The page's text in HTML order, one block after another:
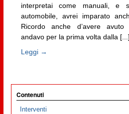
interpretai come manuali, e
automobile, avrei imparato
Ricordo anche d’avere avuto
andavo per la prima volta dalla [...]
Leggi →
Contenuti
Interventi